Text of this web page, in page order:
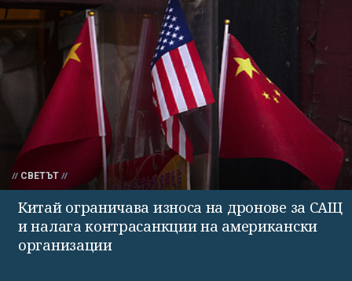
СВЕТЪТ
Китай ограничава износа на дронове за САЩ
и налага контрасанкции на американски
организации